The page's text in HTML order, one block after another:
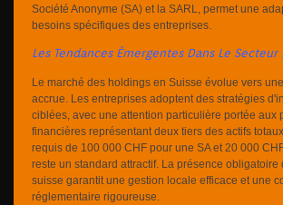
Société Anonyme (SA) et la SARL, permet une
besoins spécifiques des entreprises.
Les Tendances Émergentes Dans Le Secteur
Le marché des holdings en Suisse évolue vers
accrue. Les entreprises adoptent des stratégies
ciblées, avec une attention particulière portée aux
financières représentant deux tiers des actifs
requis de 100 000 CHF pour une SA et 20 000
reste un standard attractif. La présence obligatoire
suisse garantit une gestion locale efficace et une
réglementaire rigoureuse.